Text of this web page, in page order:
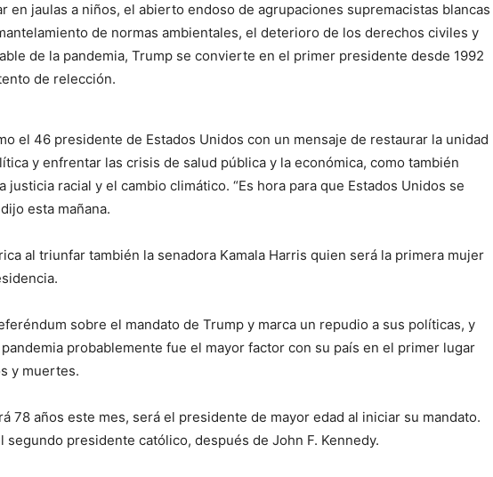
en jaulas a niños, el abierto endoso de agrupaciones supremacistas blancas
de normas ambientales, el deterioro de los derechos civiles y
de la pandemia, Trump se convierte en el primer presidente desde 1992
de relección.
el 46 presidente de Estados Unidos con un mensaje de restaurar la unidad
y enfrentar las crisis de salud pública y la económica, como también
justicia racial y el cambio climático. “Es hora para que Estados Unidos se
esta mañana.
al triunfar también la senadora Kamala Harris quien será la primera mujer
sobre el mandato de Trump y marca un repudio a sus políticas, y
probablemente fue el mayor factor con su país en el primer lugar
y muertes.
78 años este mes, será el presidente de mayor edad al iniciar su mandato.
segundo presidente católico, después de John F. Kennedy.